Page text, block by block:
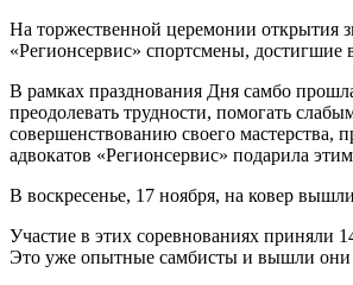
На торжественной церемонии открытия
«Регионсервис» спортсмены, достигшие
В рамках празднования Дня самбо
преодолевать трудности, помогать
совершенствованию своего мастерства,
адвокатов «Регионсервис» подарила
В воскресенье, 17 ноября, на ковер
Участие в этих соревнованиях приняли
Это уже опытные самбисты и вышли они